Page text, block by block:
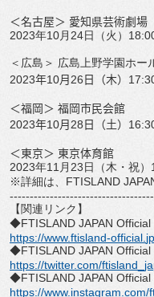
＜名古屋＞ 愛知県芸術劇場
2023年10月 24日（火）
＜広島＞ 広島上野学園ホー
2023年10月 26 日（木）
＜福岡＞ 福岡市民会館
2023年10月 28日（土）
＜東京＞ 東京体育館
2023年11 月 23日（木・祝）
※詳細は、 FTISLAND
------------------------------
【関連リンク】
◆FTISLAND JAPAN Official
https://www.ftisland-official.
◆FTISLAND JAPAN Official
https://twitter.com/ftisland_
◆FTISLAND JAPAN
https://www.instagram.com/